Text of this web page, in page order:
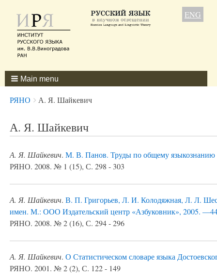
ENG
Main menu
Breadcrumbs
You
here:
РЯНО А. Я. Шайкевич
А. Я. Шайкевич
А. Я. Шайкевич. М. В. Панов. Труды по общему языкознанию
РЯНО. 2008. № 1 (15), С. 298 - 303
А. Я. Шайкевич. В. П. Григорьев, Л. И. Колодяжная, Л. Л.
имен. М.: ООО Издательский центр «Азбуковник», 2005.
РЯНО. 2008. № 2 (16), С. 294 - 296
А. Я. Шайкевич. О Статистическом словаре языка
РЯНО. 2001. № 2 (2), С. 122 - 149